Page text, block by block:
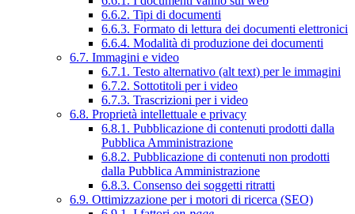
6.6.2. Tipi di documenti
6.6.3. Formato di lettura dei documenti elettronici
6.6.4. Modalità di produzione dei documenti
6.7. Immagini e video
6.7.1. Testo alternativo (alt text) per le immagini
6.7.2. Sottotitoli per i video
6.7.3. Trascrizioni per i video
6.8. Proprietà intellettuale e privacy
6.8.1. Pubblicazione di contenuti prodotti dalla
Pubblica Amministrazione
6.8.2. Pubblicazione di contenuti non prodotti
dalla Pubblica Amministrazione
6.8.3. Consenso dei soggetti ritratti
6.9. Ottimizzazione per i motori di ricerca (SEO)